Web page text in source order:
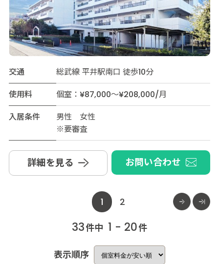
交通
総武線 平井駅南口 徒歩10分
使用料
個室：¥87,000～¥208,000/月
入居条件
男性 女性
※要審査
詳細を見る お問い合わせ
1 2
33件中 1 - 20件
表示順序